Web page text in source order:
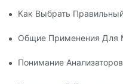
Как Выбрать
Общие Применения Для
Понимание